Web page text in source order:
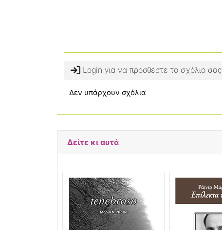
Login για να προσθέστε το σχόλιο σας
Δεν υπάρχουν σχόλια
Δείτε κι αυτά